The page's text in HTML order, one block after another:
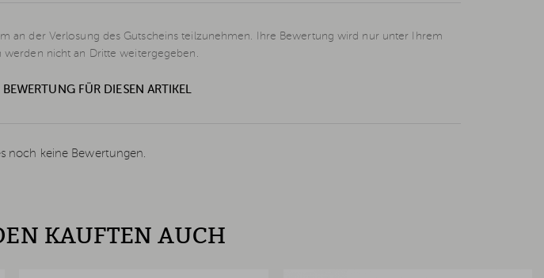
an der Verlosung des Gutscheins teilzunehmen. Ihre Bewertung wird nur unter Ihrem
werden nicht an Dritte weitergegeben.
FÜR DIESEN ARTIKEL
noch keine Bewertungen.
KAUFTEN AUCH